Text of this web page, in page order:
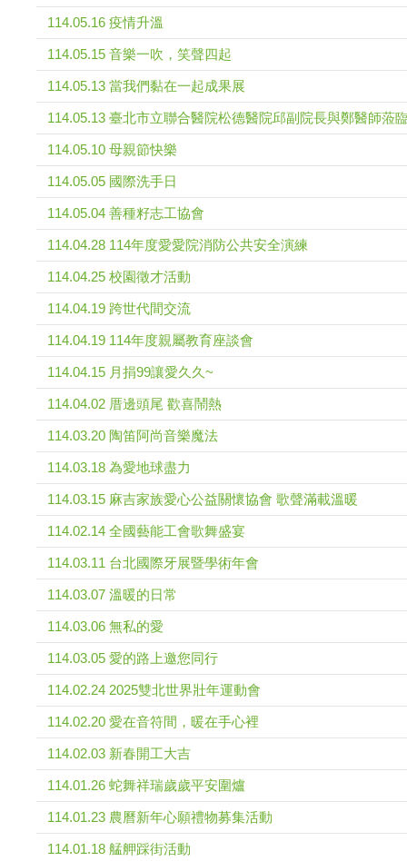
114.05.16 疫情升溫
114.05.15 音樂一吹，笑聲四起
114.05.13 當我們黏在一起成果展
114.05.13 臺北市立聯合醫院松德醫院邱副院長與鄭醫師蒞
114.05.10 母親節快樂
114.05.05 國際洗手日
114.05.04 善種籽志工協會
114.04.28 114年度愛愛院消防公共安全演練
114.04.25 校園徵才活動
114.04.19 跨世代間交流
114.04.19 114年度親屬教育座談會
114.04.15 月捐99讓愛久久~
114.04.02 厝邊頭尾 歡喜鬧熱
114.03.20 陶笛阿尚音樂魔法
114.03.18 為愛地球盡力
114.03.15 麻吉家族愛心公益關懷協會 歌聲滿載溫暖
114.02.14 全國藝能工會歌舞盛宴
114.03.11 台北國際牙展暨學術年會
114.03.07 溫暖的日常
114.03.06 無私的愛
114.03.05 愛的路上邀您同行
114.02.24 2025雙北世界壯年運動會
114.02.20 愛在音符間，暖在手心裡
114.02.03 新春開工大吉
114.01.26 蛇舞祥瑞歲歲平安圍爐
114.01.23 農曆新年心願禮物募集活動
114.01.18 艋舺踩街活動